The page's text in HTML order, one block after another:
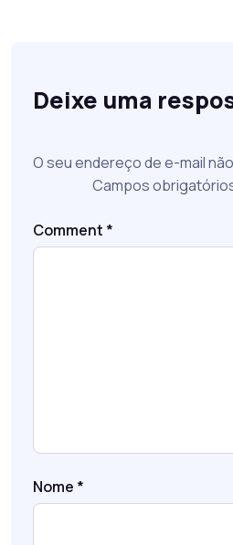
Deixe uma
O seu endereço de e-mail
Campos
Comment *
Nome *